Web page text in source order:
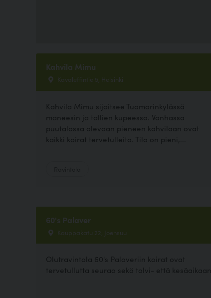
Kahvila Mimu
Kavaleffintie 5, Helsinki
Kahvila Mimu sijaitsee Tuomarinkylässä
maneesin ja tallien kupeessa. Vanhassa
puutalossa olevaan pieneen kahvilaan ovat
kaikki koirat tervetulleita. Tila on pieni,...
60's Palaver
Kauppakatu 22, Joensuu
Olutravintola 60's Palaveriin koirat ovat
tervetullutta seuraa sekä talvi- että kesäaikaan